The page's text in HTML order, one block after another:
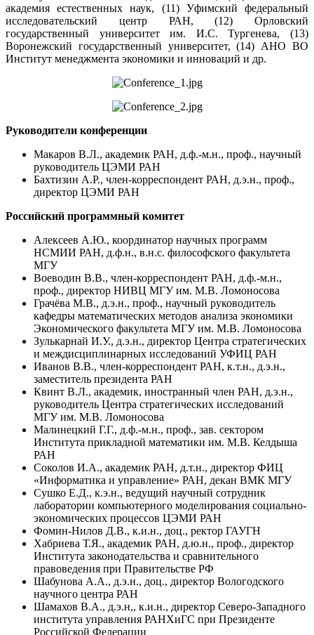
академия естественных наук, (11) Уфимский федеральный
исследовательский центр РАН, (12) Орловский
государственный университет им. И.С. Тургенева, (13)
Воронежский государственный университет, (14) АНО ВО
Институт менеджмента экономики и инноваций и др.
Руководители конференции
Макаров В.Л., академик РАН, д.ф.-м.н., проф., научный
руководитель ЦЭМИ РАН
Бахтизин А.Р., член-корреспондент РАН, д.э.н., проф.,
директор ЦЭМИ РАН
Российский программный комитет
Алексеев А.Ю., координатор научных программ
НСМИИ РАН, д.ф.н., в.н.с. философского факультета
МГУ
Воеводин В.В., член-корреспондент РАН, д.ф.-м.н.,
проф., директор НИВЦ МГУ им. М.В. Ломоносова
Грачёва М.В., д.э.н., проф., научный руководитель
кафедры математических методов анализа экономики
Экономического факультета МГУ им. М.В. Ломоносова
Зулькарнай И.У., д.э.н., директор Центра стратегических
и междисциплинарных исследований УФИЦ РАН
Иванов В.В., член-корреспондент РАН, к.т.н., д.э.н.,
заместитель президента РАН
Квинт В.Л., академик, иностранный член РАН, д.э.н.,
руководитель Центра стратегических исследований
МГУ им. М.В. Ломоносова
Малинецкий Г.Г., д.ф.-м.н., проф., зав. сектором
Института прикладной математики им. М.В. Келдыша
РАН
Соколов И.А., академик РАН, д.т.н., директор ФИЦ
«Информатика и управление» РАН, декан ВМК МГУ
Сушко Е.Д., к.э.н., ведущий научный сотрудник
лаборатории компьютерного моделирования социально-
экономических процессов ЦЭМИ РАН
Фомин-Нилов Д.В., к.и.н., доц., ректор ГАУГН
Хабриева Т.Я., академик РАН, д.ю.н., проф., директор
Института законодательства и сравнительного
правоведения при Правительстве РФ
Шабунова А.А., д.э.н., доц., директор Вологодского
научного центра РАН
Шамахов В.А., д.э.н,, к.и.н., директор Северо-Западного
института управления РАНХиГС при Президенте
Российской Федерации